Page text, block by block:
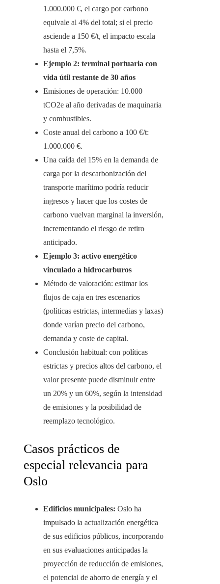
1.000.000 €, el cargo por carbono
equivale al 4% del total; si el precio
asciende a 150 €/t, el impacto escala
hasta el 7,5%.
Ejemplo 2: terminal portuaria con
vida útil restante de 30 años
Emisiones de operación: 10.000
tCO2e al año derivadas de maquinaria
y combustibles.
Coste anual del carbono a 100 €/t:
1.000.000 €.
Una caída del 15% en la demanda de
carga por la descarbonización del
transporte marítimo podría reducir
ingresos y hacer que los costes de
carbono vuelvan marginal la inversión,
incrementando el riesgo de retiro
anticipado.
Ejemplo 3: activo energético
vinculado a hidrocarburos
Método de valoración: estimar los
flujos de caja en tres escenarios
(políticas estrictas, intermedias y laxas)
donde varían precio del carbono,
demanda y coste de capital.
Conclusión habitual: con políticas
estrictas y precios altos del carbono, el
valor presente puede disminuir entre
un 20% y un 60%, según la intensidad
de emisiones y la posibilidad de
reemplazo tecnológico.
Casos prácticos de
especial relevancia para
Oslo
Edificios municipales: Oslo ha
impulsado la actualización energética
de sus edificios públicos, incorporando
en sus evaluaciones anticipadas la
proyección de reducción de emisiones,
el potencial de ahorro de energía y el